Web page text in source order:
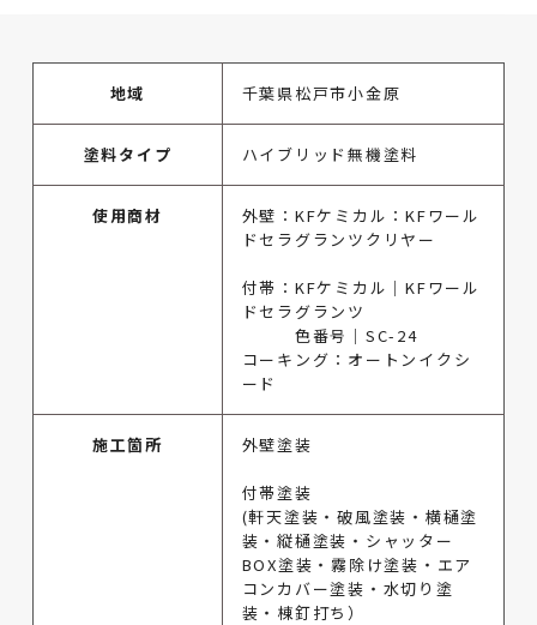
地域 千葉県松戸市小金原
塗料タイプ ハイブリッド無機塗料
使用商材
外壁：KFケミカル：KFワール
ドセラグランツクリヤー
付帯：KFケミカル｜KFワール
ドセラグランツ
色番号｜SC-24
コーキング：オートンイクシ
ード
施工箇所 外壁塗装
付帯塗装
(軒天塗装・破風塗装・横樋塗
装・縦樋塗装・シャッター
BOX塗装・霧除け塗装・エア
コンカバー塗装・水切り塗
装・棟釘打ち）